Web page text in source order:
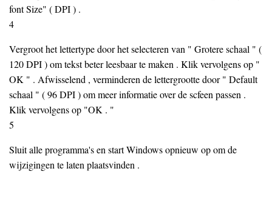
font Size" ( DPI ) .
4
Vergroot het lettertype door het selecteren van " Grotere schaal " (
120 DPI ) om tekst beter leesbaar te maken . Klik vervolgens op "
OK " . Afwisselend , verminderen de lettergrootte door " Default
schaal " ( 96 DPI ) om meer informatie over de scfeen passen .
Klik vervolgens op "OK . "
5
Sluit alle programma's en start Windows opnieuw op om de
wijzigingen te laten plaatsvinden .